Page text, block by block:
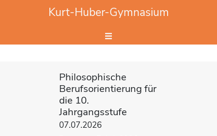
Kurt-Huber-Gymnasium
Philosophische
Berufsorientierung für
die 10.
Jahrgangsstufe
07.07.2026
Website durchsuchen
Hier Suchbegriff eingeben.